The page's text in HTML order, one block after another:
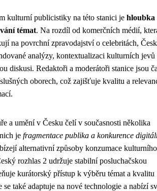
kulturní publicistiky na této stanici je hloubka
témat. Na rozdíl od komerčních médií,
na povrchní zpravodajství o celebritách,
analýzy, kontextualizaci kulturních jevů
diskusi. Redaktoři a moderátoři stanice jsou
oborech, což zajišťuje kvalitu a
a umění v Česku čelí v současnosti několika
je fragmentace publika a konkurence
alternativní způsoby konzumace kulturního
rozhlas 2 udržuje stabilní posluchačskou
kurátorský přístup k výběru témat a kvalitu
se také adaptuje na nové technologie a nabízí